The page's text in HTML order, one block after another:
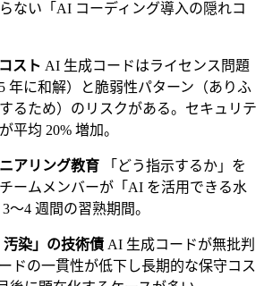
ない「AI コーディング導入の隠れコ
スト AI 生成コードはライセンス問題
年に和解）と脆弱性パターン（ありふ
るため）のリスクがある。セキュリテ
平均 20% 増加。
アリング教育 「どう指示するか」を
ームメンバーが「AI を活用できる水
〜4 週間の習熟期間。
染」の技術債 AI 生成コードが無批判
ドの一貫性が低下し長期的な保守コス